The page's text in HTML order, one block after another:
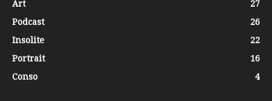
Art
27
Podcast
26
Insolite
22
Portrait
16
Conso
4